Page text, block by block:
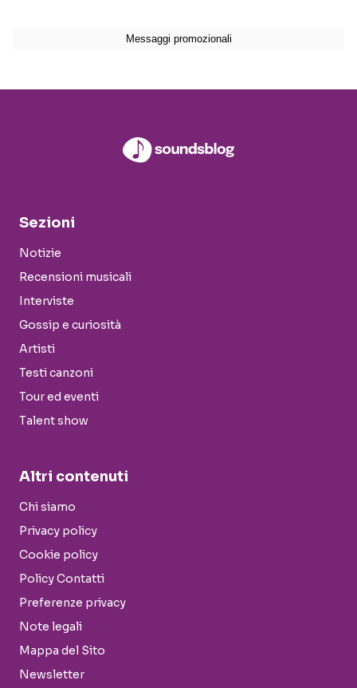
Sezioni
Notizie
Recensioni musicali
Interviste
Gossip e curiosità
Artisti
Testi canzoni
Tour ed eventi
Talent show
Altri contenuti
Chi siamo
Privacy policy
Cookie policy
Policy Contatti
Preferenze privacy
Note legali
Mappa del Sito
Newsletter